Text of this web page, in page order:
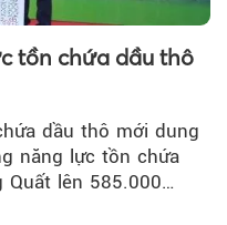
tồn chứa dầu thô
dầu thô mới dung
năng lực tồn chứa
Quất lên 585.000